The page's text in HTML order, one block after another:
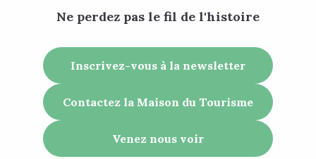
Ne perdez pas le fil de l'histoire
Inscrivez-vous à la newsletter
Contactez la Maison du Tourisme
Venez nous voir